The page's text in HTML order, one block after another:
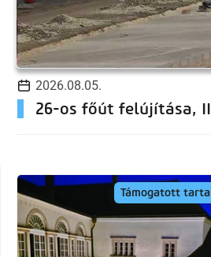
2026.08.05.
26-os főút felújítása,
Támogatott